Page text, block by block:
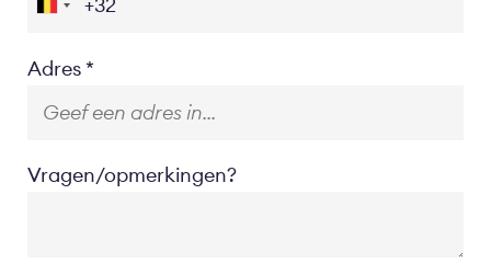
Location
Adres
Vragen/opmerkingen?